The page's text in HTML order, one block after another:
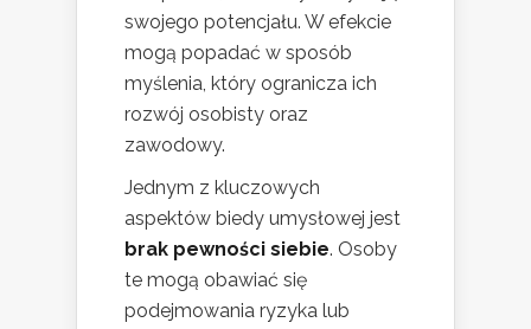
swojego potencjału. W efekcie
mogą popadać w sposób
myślenia, który ogranicza ich
rozwój osobisty oraz
zawodowy.
Jednym z kluczowych
aspektów biedy umysłowej jest
brak pewności siebie. Osoby
te mogą obawiać się
podejmowania ryzyka lub